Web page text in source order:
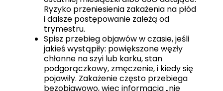
Ryzyko przeniesienia zakażenia na płód
i dalsze postępowanie zależą od
trymestru.
Spisz przebieg objawów w czasie, jeśli
jakieś wystąpiły: powiększone węzły
chłonne na szyi lub karku, stan
podgorączkowy, zmęczenie, i kiedy się
pojawiły. Zakażenie często przebiega
bezobjawowo, więc informacja „nie